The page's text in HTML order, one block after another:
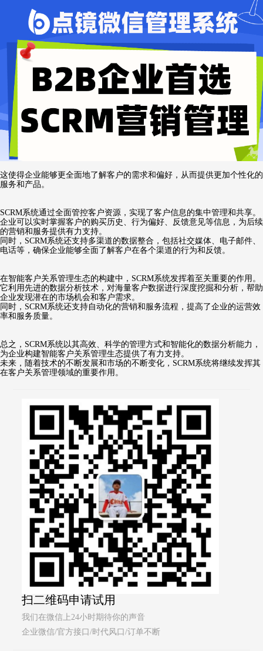
这使得企业能够更全面地了解客户的需求和偏好，从而提供更加个性化的
服务和产品。
SCRM系统通过全面管控客户资源，实现了客户信息的集中管理和共享。
企业可以实时掌握客户的购买历史、行为偏好、反馈意见等信息，为后续
的营销和服务提供有力支持。
同时，SCRM系统还支持多渠道的数据整合，包括社交媒体、电子邮件、
电话等，确保企业能够全面了解客户在各个渠道的行为和反馈。
在智能客户关系管理生态的构建中，SCRM系统发挥着至关重要的作用。
它利用先进的数据分析技术，对海量客户数据进行深度挖掘和分析，帮助
企业发现潜在的市场机会和客户需求。
同时，SCRM系统还支持自动化的营销和服务流程，提高了企业的运营效
率和服务质量。
总之，SCRM系统以其高效、科学的管理方式和智能化的数据分析能力，
为企业构建智能客户关系管理生态提供了有力支持。
未来，随着技术的不断发展和市场的不断变化，SCRM系统将继续发挥其
在客户关系管理领域的重要作用。
扫二维码申请试用
我们在微信上24小时期待你的声音
企业微信/官方接口/时代风口/订单不断